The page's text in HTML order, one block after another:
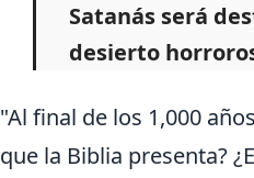
Satanás será
desierto
"Al final de los 1,000
que la Biblia presenta?